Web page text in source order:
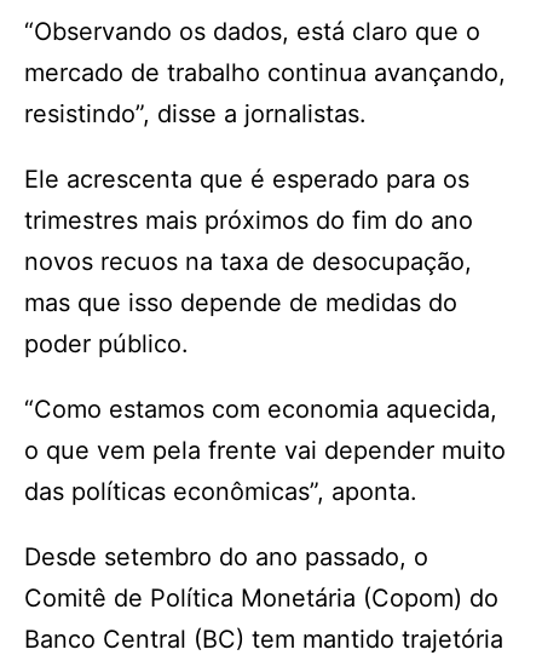
“Observando os dados, está claro que o
mercado de trabalho continua avançando,
resistindo”, disse a jornalistas.
Ele acrescenta que é esperado para os
trimestres mais próximos do fim do ano
novos recuos na taxa de desocupação,
mas que isso depende de medidas do
poder público.
“Como estamos com economia aquecida,
o que vem pela frente vai depender muito
das políticas econômicas”, aponta.
Desde setembro do ano passado, o
Comitê de Política Monetária (Copom) do
Banco Central (BC) tem mantido trajetória